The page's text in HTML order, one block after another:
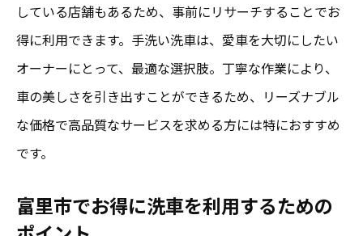
している店舗もあるため、事前にリサーチすることでお
得に利用できます。手洗い洗車は、愛車を大切にしたい
オーナーにとって、最適な選択肢。丁寧な作業により、
車の美しさを引き出すことができるため、リーズナブル
な価格で高品質なサービスを求める方には特におすすめ
です。
富里市でお得に洗車を利用するための